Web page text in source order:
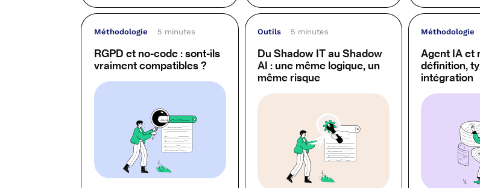
Méthodologie 5 minutes
RGPD et no-code : sont-ils
vraiment compatibles ?
Outils 5 minutes
Du Shadow IT au Shadow
AI : une même logique, un
même risque
Méthodologie
Agent IA et
définition,
intégration